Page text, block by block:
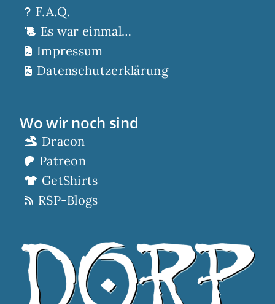
F.A.Q.
Es war einmal…
Impressum
Datenschutzerklärung
Wo wir noch sind
Dracon
Patreon
GetShirts
RSP-Blogs